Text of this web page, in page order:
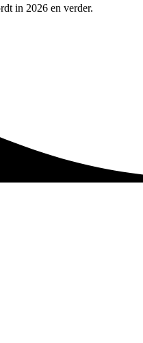
in 2026 en verder.